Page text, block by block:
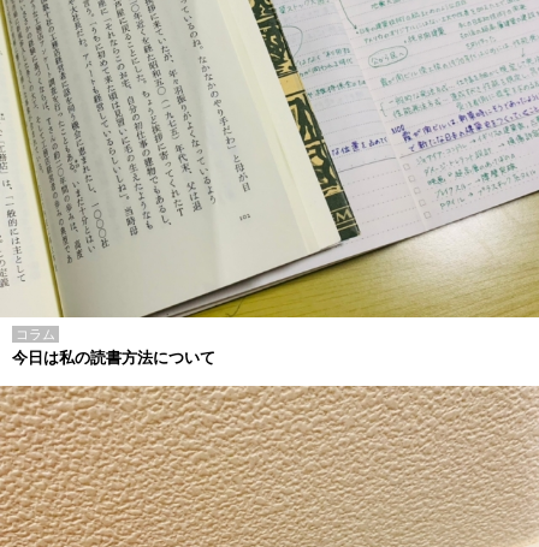
コラム
今日は私の読書方法について